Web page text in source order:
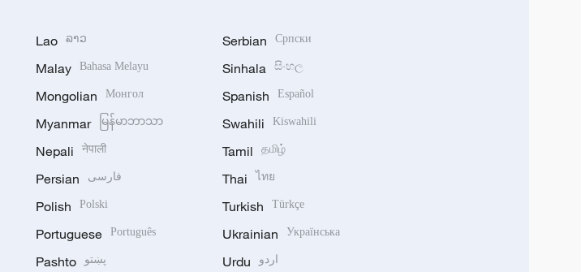
Lao ລາວ
Malay Bahasa Melayu
Mongolian Монгол
Myanmar မြန်မာဘာသာ
Nepali नेपाली
Persian فارسی
Polish Polski
Portuguese Português
Pashto پښتو
Serbian Српски
Sinhala සිංහල
Spanish Español
Swahili Kiswahili
Tamil தமிழ்
Thai ไทย
Turkish Türkçe
Ukrainian Українська
Urdu اردو